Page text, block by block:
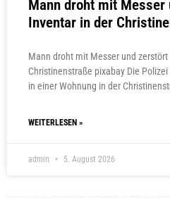
Mann droht mit
Inventar in der
Mann droht mit Messer und
Christinenstraße pixabay Die
in einer Wohnung in der
WEITERLESEN »
admin 5. August 2026